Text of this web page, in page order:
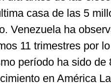
casa de las 5
Venezuela ha
11 trimestres por
período ha sido de
en América